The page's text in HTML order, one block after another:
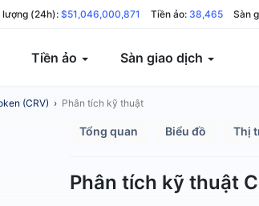
lượng (24h):$51,046,000,871 Tiền ảo: 38,465 Sàn
Tiền ảo Sàn giao dịch
(CRV) › Phân tích kỹ thuật
Tổng quan Biểu đồ Thị
Phân tích kỹ thuật